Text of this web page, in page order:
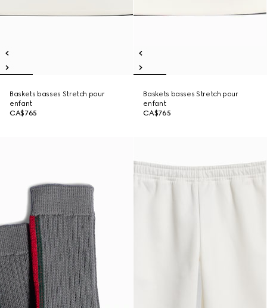
Baskets basses Stretch pour
enfant
CA$765
Baskets basses Stretch pour
enfant
CA$765